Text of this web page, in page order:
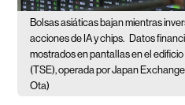
Bolsas asiáticas bajan mientras
acciones de IA y chips. Datos
mostrados en pantallas en el
(TSE), operada por Japan
Ota)